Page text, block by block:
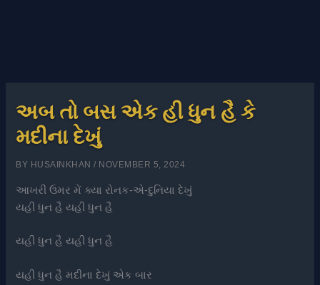
અબ તો બસ એક હી ધુન હૈ કે
મદીના દેખું
BY HUSAINKHAN/ NOVEMBER 5, 2024
આખરી ઉમર મેં ક્યા રોનક-એ-દુનિયા દેખું
યહી ધુન હૈ યહી ધુન હૈ
યહી ધુન હૈ યહી ધુન હૈ
યહી ધુન હૈ મદીના દેખું એક બાર